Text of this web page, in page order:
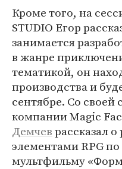
Кроме того, на
STUDIO Егор
занимается
в жанре
тематикой, он
производства и
сентябре. Со
компании Magic
Демчеврассказал
элементами RPG
мультфильму